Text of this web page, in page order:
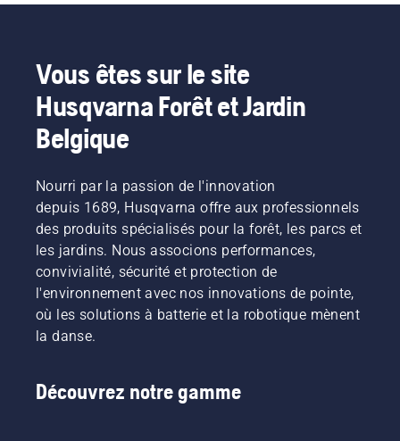
Vous êtes sur le site
Husqvarna Forêt et Jardin
Belgique
Nourri par la passion de l'innovation
depuis 1689, Husqvarna offre aux professionnels
des produits spécialisés pour la forêt, les parcs et
les jardins. Nous associons performances,
convivialité, sécurité et protection de
l'environnement avec nos innovations de pointe,
où les solutions à batterie et la robotique mènent
la danse.
Découvrez notre gamme